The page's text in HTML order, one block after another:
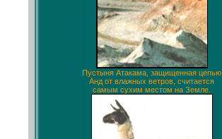
Пустыня Атакама, защищенная цепью
Анд от влажных ветров, считается
самым сухим местом на Земле.